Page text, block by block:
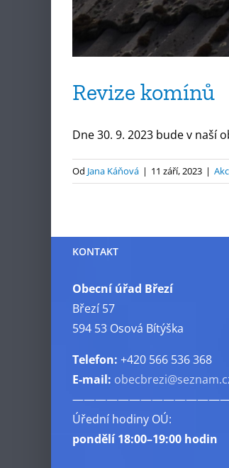
Revize komínů
Dne 30. 9. 2023 bude v naší
Od Jana Káňová | 11 září, 2023 |
KONTAKT
Obecní úřad Březí
Březí 57
594 53 Osová Bítýška
Telefon: +420 566 536 368
E-mail:
Úřední hodiny OÚ:
pondělí18:00–19:00 hodin